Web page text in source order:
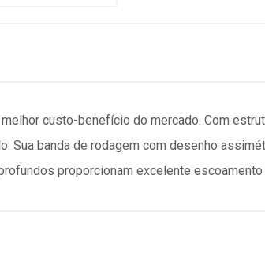
custo-benefício do mercado. Com
Sua banda de rodagem com desenho
proporcionam excelente